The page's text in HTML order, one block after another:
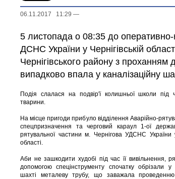
06.11.2017 11:29 —
5 листопада о 08:35 до оперативно-
ДСНС України у Чернігівській
Чернігівського району з проханням
випадково впала у каналізаційну
Подія слалася на подвір'ї колишньої школи під
тварини.
На місце пригоди прибуло відділення Аварійно-
спецпризначення та черговий караул 1-ої
рятувальної частини м. Чернігова УДСНС України у
області.
Аби не зашкодити худобі під час її вивільнення,
допомогою спецінструменту спочатку обрізали у
шахті металеву трубу, що заважала проведенню